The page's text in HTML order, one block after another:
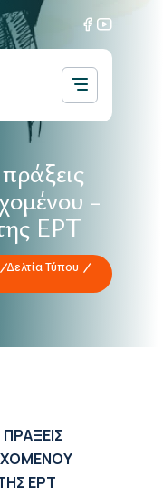
-
ΕΡΤ
Δελτία Τύπου
ΕΡΤ